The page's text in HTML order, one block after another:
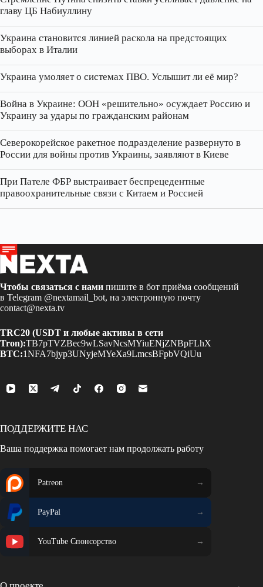
главу ЦБ Набиуллину
Украина становится линией раскола на предстоящих
выборах в Италии
Украина умоляет о системах ПВО. Услышит ли её мир?
Война в Украине: ООН «решительно» осуждает Россию и
Украину за удары по гражданским районам
Северокорейское ракетное подразделение развернуто в
России для войны против Украины, заявляют в Киеве
При Пателе ФБР выстраивает беспрецедентные
правоохранительные связи с Китаем и Россией
Чтобы связаться с нами пишите в бот приёма сообщений
в Telegram @nextamail_bot, на электронную почту
contact@nexta.tv
TRC20 (USDT и любые активы в сети
Tron):TB7pTVZBec9wLSavNcsMYiuENjZNBpFLhX
BTC:1NFA7bjyp3UNyjeMYeXa9LmcsBFpbVQiUu
ПОДДЕРЖИТЕ НАС
Ваша поддержка помогает нам продолжать работу
Patreon
PayPal
YouTube Спонсорство